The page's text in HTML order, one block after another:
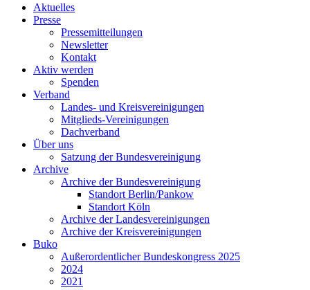
Aktuelles
Presse
Pressemitteilungen
Newsletter
Kontakt
Aktiv werden
Spenden
Verband
Landes- und Kreisvereinigungen
Mitglieds-Vereinigungen
Dachverband
Über uns
Satzung der Bundesvereinigung
Archive
Archive der Bundesvereinigung
Standort Berlin/Pankow
Standort Köln
Archive der Landesvereinigungen
Archive der Kreisvereinigungen
Buko
Außerordentlicher Bundeskongress 2025
2024
2021